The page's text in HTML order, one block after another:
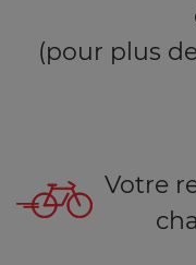
(pour plus
Votre